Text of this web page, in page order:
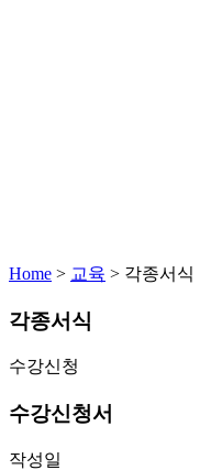
Home > 교육 > 각종서식
각종서식
수강신청
수강신청서
작성일